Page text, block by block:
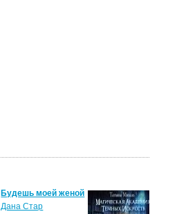
Будешь моей женой
Дана Стар